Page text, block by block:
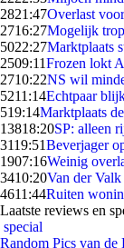
2821:47Overlast
2716:27Mogelijk
5022:27Marktplaats
2509:11Frozen lokt
2710:22NS wil
5211:14Echtpaar
519:14Marktplaats
13818:20SP: alleen
3119:51Beverjager
1907:16Weinig
3410:20Van der
4611:44Ruiten
Laatste reviews en
special
Random Pics van de